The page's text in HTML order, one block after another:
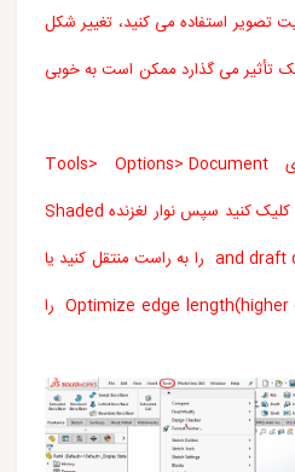
تصویر استفاده می کنید، تغییر شکل
تأثیر می گذارد ممکن است به خوبی
برای افزایش کیفیت، روی Tools> Options> Document
Properties> Quality Image کلیک کنید سپس نوار لغزنده Shaded
and draft quality HRL/HLV resolution را به راست منتقل کنید یا
گزینه ی Optimize edge length(higher quality, but slower) را